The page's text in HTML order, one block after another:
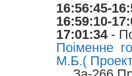
16:56:45-
16:59:10-
17:01:34-
Поіменне
М.Б.(